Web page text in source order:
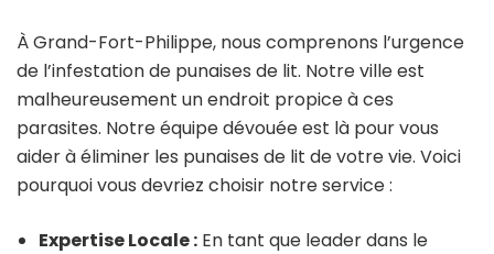
À Grand-Fort-Philippe, nous comprenons l’urgence
de l’infestation de punaises de lit. Notre ville est
malheureusement un endroit propice à ces
parasites. Notre équipe dévouée est là pour vous
aider à éliminer les punaises de lit de votre vie. Voici
pourquoi vous devriez choisir notre service :
Expertise Locale : En tant que leader dans le